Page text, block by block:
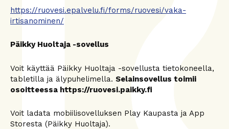
https://ruovesi.epalvelu.fi/forms/ruovesi/vaka-
irtisanominen/
Päikky Huoltaja -sovellus
Voit käyttää Päikky Huoltaja -sovellusta tietokoneella,
tabletilla ja älypuhelimella. Selainsovellus toimii
osoitteessa https://ruovesi.paikky.fi
Voit ladata mobiilisovelluksen Play Kaupasta ja App
Storesta (Päikky Huoltaja).